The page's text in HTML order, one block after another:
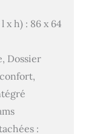
x h) : 86 x 64
Dossier
: